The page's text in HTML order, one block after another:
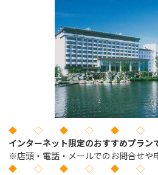
◆ ◇ ◆ ◇ ◆ ◇
インターネット限定のおすすめプラン
※店頭・電話・メールでのお問合せや
◆ ◇ ◆ ◇ ◆ ◇